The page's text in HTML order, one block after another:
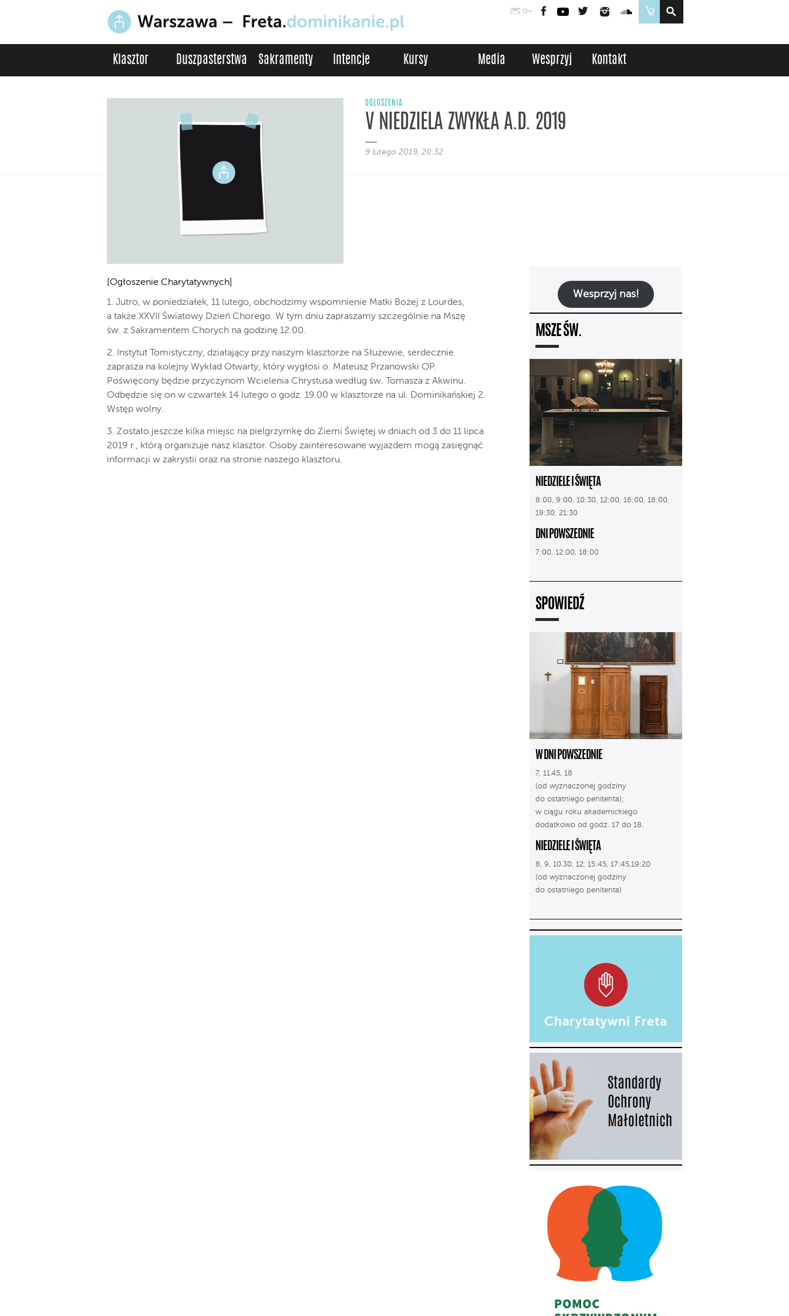
PocztaLogowanie
FacebookYouTubeTwitter InstagramSoundCloud
Sklep
Klasztor Duszpasterstwa Sakramenty Intencje Kursy Media Wesprzyj Kontakt
OGŁOSZENIA
V NIEDZIELA ZWYKŁA A.D. 2019
9 lutego 2019, 20:32
[Ogłoszenie Charytatywnych]
1. Jutro, w poniedziałek, 11 lutego, obchodzimy wspomnienie Matki Bożej z Lourdes,
a także XXVII Światowy Dzień Chorego. W tym dniu zapraszamy szczególnie na Mszę
św. z Sakramentem Chorych na godzinę 12.00.
2. Instytut Tomistyczny, działający przy naszym klasztorze na Służewie, serdecznie
zaprasza na kolejny Wykład Otwarty, który wygłosi o. Mateusz Przanowski OP.
Poświęcony będzie przyczynom Wcielenia Chrystusa według św. Tomasza z Akwinu.
Odbędzie się on w czwartek 14 lutego o godz. 19.00 w klasztorze na ul. Dominikańskiej 2.
Wstęp wolny.
3. Zostało jeszcze kilka miejsc na pielgrzymkę do Ziemi Świętej w dniach od 3 do 11 lipca
2019 r., którą organizuje nasz klasztor. Osoby zainteresowane wyjazdem mogą zasięgnąć
informacji w zakrystii oraz na stronie naszego klasztoru.
Wesprzyj nas!
MSZE ŚW.
NIEDZIELE I ŚWIĘTA
8:00, 9:00, 10:30, 12:00, 16:00, 18:00,
19:30, 21:30
DNI POWSZEDNIE
7:00, 12:00, 18:00
SPOWIEDŹ
W DNI POWSZEDNIE
7, 11.45, 18
(od wyznaczonej godziny
do ostatniego penitenta);
w ciągu roku akademickiego
dodatkowo od godz. 17 do 18.
NIEDZIELE I ŚWIĘTA
8, 9, 10.30, 12, 15:45, 17:45,19:20
(od wyznaczonej godziny
do ostatniego penitenta)